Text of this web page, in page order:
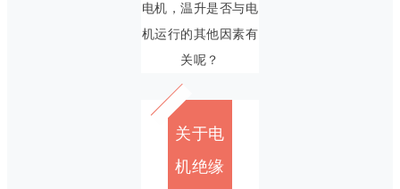
电机，温升是否与电
机运行的其他因素有
关呢？
关于电
机绝缘